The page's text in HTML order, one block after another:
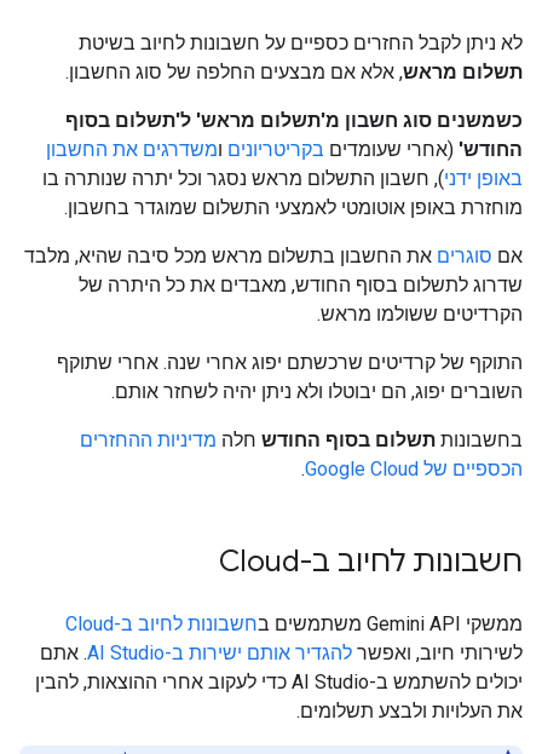
לא ניתן לקבל החזרים כספיים על חשבונות לחיוב בשיטת
תשלום מראש, אלא אם מבצעים החלפה של סוג החשבון.
כשמשנים סוג חשבון מ'תשלום מראש' ל'תשלום בסוף
החודש' (אחרי שעומדים בקריטריונים ומשדרגים את החשבון
באופן ידני), חשבון התשלום מראש נסגר וכל יתרה שנותרה בו
מוחזרת באופן אוטומטי לאמצעי התשלום שמוגדר בחשבון.
אם סוגרים את החשבון בתשלום מראש מכל סיבה שהיא, מלבד
שדרוג לתשלום בסוף החודש, מאבדים את כל היתרה של
הקרדיטים ששולמו מראש.
התוקף של קרדיטים שרכשתם יפוג אחרי שנה. אחרי שתוקף
השוברים יפוג, הם יבוטלו ולא ניתן יהיה לשחזר אותם.
בחשבונות תשלום בסוף החודש חלה מדיניות ההחזרים
הכספיים של Google Cloud
.
חשבונות לחיוב ב-Cloud
ממשקי Gemini API משתמשים ב
חשבונות לחיוב ב-Cloud
לשירותי חיוב, ואפשר להגדיר אותם ישירות ב-AI Studio
. אתם
יכולים להשתמש ב-AI Studio כדי לעקוב אחרי ההוצאות, להבין
את העלויות ולבצע תשלומים.